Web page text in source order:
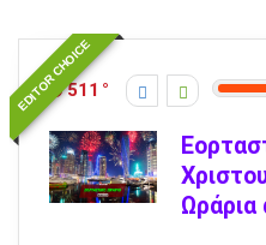
EDITOR CHOICE
511
Ωράρια